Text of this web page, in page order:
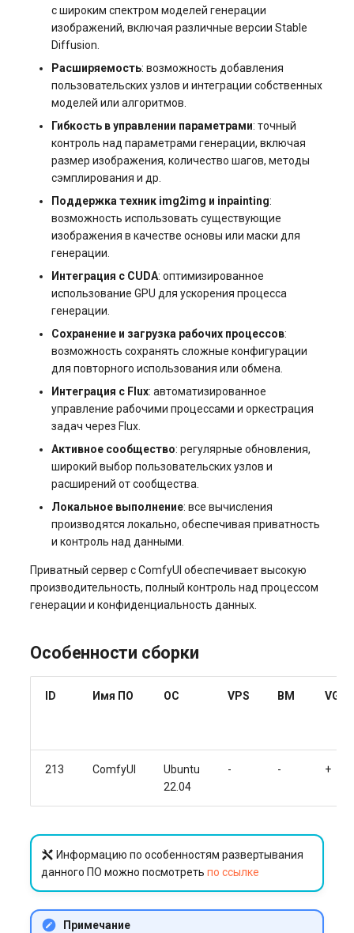
Управление swap:
Управление службами в
Логирование в systemd
работа с journalctl
Добавление нового
пользователя
доступа пользователей
Разметка диска без LVM
Управление сервером
Как перезагрузить сервер
Заказ серверов и аренда
оборудования
Обновление тарифного
плана VPS сервера
обеспечению
tags.php
traffic_plans.php
whmcs.php
с широким спектром моделей генерации
изображений, включая различные версии Stable
Diffusion.
Расширяемость: возможность добавления
пользовательских узлов и интеграции собственных
моделей или алгоритмов.
Гибкость в управлении параметрами: точный
контроль над параметрами генерации, включая
размер изображения, количество шагов, методы
сэмплирования и др.
Поддержка техник img2img и inpainting:
возможность использовать существующие
изображения в качестве основы или маски для
генерации.
Интеграция с CUDA: оптимизированное
использование GPU для ускорения процесса
генерации.
Сохранение и загрузка рабочих процессов:
возможность сохранять сложные конфигурации
для повторного использования или обмена.
Интеграция с Flux: автоматизированное
управление рабочими процессами и оркестрация
задач через Flux.
Активное сообщество: регулярные обновления,
широкий выбор пользовательских узлов и
расширений от сообщества.
Локальное выполнение: все вычисления
производятся локально, обеспечивая приватность
и контроль над данными.
Приватный сервер с ComfyUI обеспечивает высокую
производительность, полный контроль над процессом
генерации и конфиденциальность данных.
Особенности сборки
ID Имя ПО ОС VPS BM
213 ComfyUI
Ubuntu
22.04
- - +
Информацию по особенностям развертывания
данного ПО можно посмотреть по ссылке
Примечание